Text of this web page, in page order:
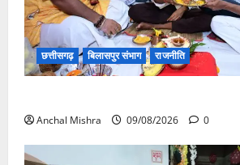
छत्तीसगढ़ बिलासपुर संभाग राजनीति
Anchal Mishra 09/08/2026 0